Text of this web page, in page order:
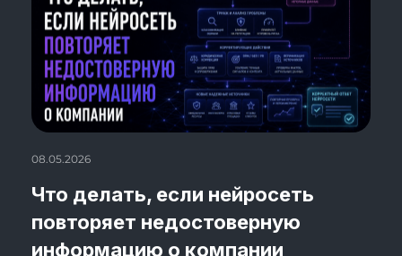
08.05.2026
Что делать, если нейросеть
повторяет недостоверную
информацию о компании